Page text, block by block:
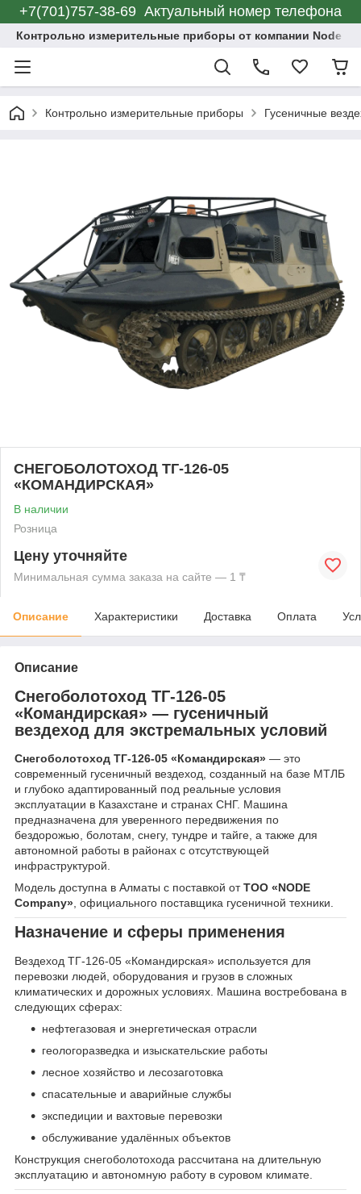
+7(701)757-38-69 Актуальный номер телефона
Контрольно измерительные приборы от компании Node
Контрольно измерительные приборы Гусеничные
СНЕГОБОЛОТОХОД ТГ-126-05
«КОМАНДИРСКАЯ»
В наличии
Розница
Цену уточняйте
Минимальная сумма заказа на сайте — 1 ₸
Описание Характеристики Доставка Оплата
Описание
Снегоболотоход ТГ-126-05
«Командирская» — гусеничный
вездеход для экстремальных условий
Снегоболотоход ТГ-126-05 «Командирская» — это
современный гусеничный вездеход, созданный на базе МТЛБ
и глубоко адаптированный под реальные условия
эксплуатации в Казахстане и странах СНГ. Машина
предназначена для уверенного передвижения по
бездорожью, болотам, снегу, тундре и тайге, а также для
автономной работы в районах с отсутствующей
инфраструктурой.
Модель доступна в Алматы с поставкой отТОО «NODE
Company», официального поставщика гусеничной техники.
Назначение и сферы применения
Вездеход ТГ-126-05 «Командирская» используется для
перевозки людей, оборудования и грузов в сложных
климатических и дорожных условиях. Машина востребована в
следующих сферах:
нефтегазовая и энергетическая отрасли
геологоразведка и изыскательские работы
лесное хозяйство и лесозаготовка
спасательные и аварийные службы
экспедиции и вахтовые перевозки
обслуживание удалённых объектов
Конструкция снегоболотохода рассчитана на длительную
эксплуатацию и автономную работу в суровом климате.